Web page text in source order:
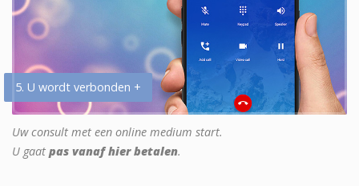
5. U wordt verbonden +
Uw consult met een online medium start.
U gaat pas vanaf hier betalen.